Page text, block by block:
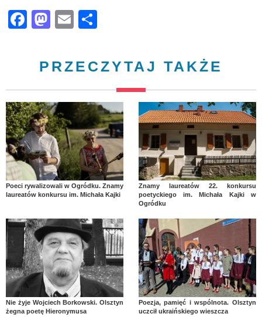
Facebook
Mastodon
Email
PRZECZYTAJ TAKŻE
Poeci rywalizowali w Ogródku. Znamy
laureatów konkursu im. Michała Kajki
Znamy laureatów 22. konkursu
poetyckiego im. Michała Kajki w
Ogródku
Nie żyje Wojciech Borkowski. Olsztyn
żegna poetę Hieronymusa
Poezja, pamięć i wspólnota. Olsztyn
uczcił ukraińskiego wieszcza